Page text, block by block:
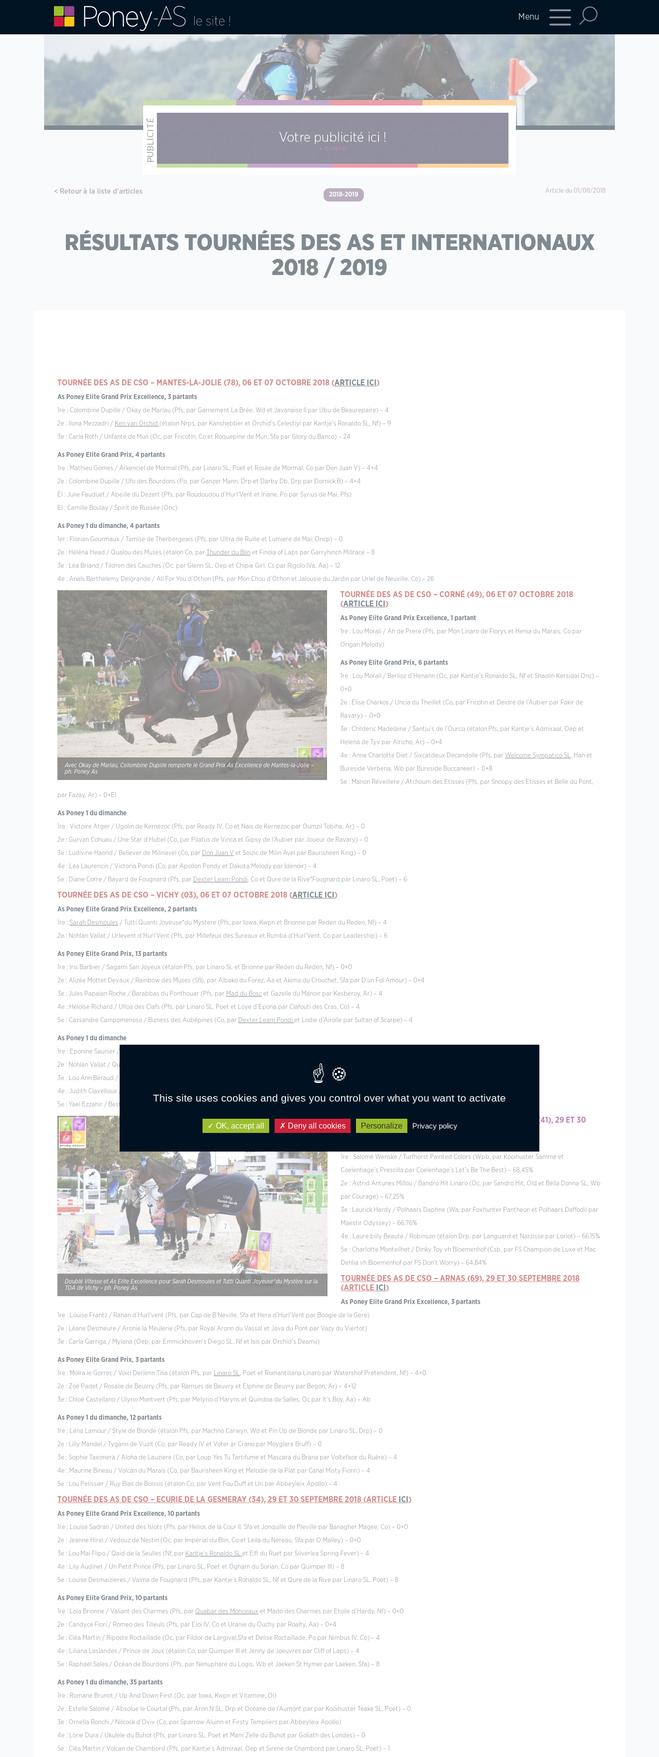
Menu
Retour à la liste d'articles Article du 01/08/2018
2018-2019
RÉSULTATS TOURNÉES DES AS ET INTERNATIONAUX
2018 / 2019
TOURNÉE DES AS DE CSO – MANTES-LA-JOLIE (78), 06 ET 07 OCTOBRE 2018 (ARTICLE ICI )
As Poney Elite Grand Prix Excellence, 3 partants
1re : Colombine Dupille / Okay de Marlau (Pfs, par Garnement La Brée, Wd et Javanaise II par Ubu de Beaurepaire) – 4
2e : Ilona Mezzadri / Ken van Orchid (étalon Nrps, par Kanshebber et Orchid’s Celestiyi par Kantje’s Ronaldo SL, Nf) – 9
3e : Carla Roth / Unfante de Mun (Oc, par Fricotin, Co et Roquepine de Mun, Sfa par Glory du Banco) – 24
As Poney Elite Grand Prix, 4 partants
1re : Mathieu Gomes / Arkenciel de Mormal (Pfs, par Linaro SL, Poet et Rosée de Mormal, Co par Don Juan V) – 4+4
2e : Colombine Dupille / Ufo des Bourdons (Po, par Ganzer Mann, Drp et Darby Db, Drp par Dornick B) – 4+4
El : Julie Fauduet / Abeille du Dezert (Pfs, par Roudoudou d’Hurl’Vent et Iriane, Po par Syrius de Mai, Pfs)
El : Camille Boulay / Spirit de Russée (Onc)
As Poney 1 du dimanche, 4 partants
1er : Florian Gourmaux / Tamise de Therbergeais (Pfs, par Ultra de Ruille et Lumiere de Mai, Oncp) – 0
2e : Héléna Head / Qualou des Muses (étalon Co, par
Thunder du Blin et Finola of Laps par Garryhinch Millrace – 8
3e : Léa Briand / Tildren des Cauches (Oc, par Glenn SL, Oep et Chipie Girl, Cs par Rigolo IVa, Aa) – 12
4e : Anaïs Barthelemy Delgrande / All For You d’Othon (Pfs, par Mon Chou d’Othon et Jalousie du Jardin par Uriel de Neuville, Co) – 26
Avec Okay de Marlau, Colombine Dupille remporte le Grand Prix As Excellence de Mantes-la-Jolie –
ph. Poney As
TOURNÉE DES AS DE CSO – CORNÉ (49), 06 ET 07 OCTOBRE 2018
(ARTICLE ICI )
As Poney Elite Grand Prix Excellence, 1 partant
1re : Lou Morali / Ah de Prere (Pfs, par Mon Linaro de Florys et Henia du Marais, Co par
Origan Melody)
As Poney Elite Grand Prix, 6 partants
1re : Lou Morali / Berlioz d’Henann (Oc, par Kantje’s Ronaldo SL, Nf et Shaolin Kersidal Onc) –
0+0
2e : Elise Charkos / Uncia du Theillet (Co, par Fricotin et Deidre de l’Aubier par Fakir de
Ravary) – 0+0
3e : Childeric Madelaine / Santju’s de l’Ourcq (étalon Pfs, par Kantje’s Admiraal, Oep et
Helena de Tyv par Alricho, Ar) – 0+4
4e : Anne Charlotte Diet / Sixcatdeux Decandolle (Pfs, par Welcome Sympatico SL, Han et
Bureside Verbena, Wb par Bureside Buccaneer) – 0+8
5e : Manon Réveillere / Atchoum des Etisses (Pfs, par Snoopy des Etisses et Belle du Pont,
par Fazay, Ar) – 0+El
As Poney 1 du dimanche
1re : Victoire Atger / Ugolin de Kernezoc (Pfs, par Ready IV, Co et Nais de Kernezoc par Oumzil Tobiha, Ar) – 0
2e : Gurvan Cohuau / Une Star d’Hubel (Co, par Pilatus de Vinca et Gipsy de l’Aubier par Joueur de Ravary) – 0
3e : Ludivine Haond / Believer de Milinavel (Co, par Don Juan V et Soizic de Milin Avel par Baurisheen King) – 0
4e : Léa Laurencin / Victoria Pondi (Co, par Apollon Pondy et Dakota Melody par Idenoir) – 4
5e : Diane Corre / Bayard de Fougnard (Pfs, par Dexter Leam Pondi, Co et Qure de la Rive*Fougnard par Linaro SL, Poet) – 6
TOURNÉE DES AS DE CSO – VICHY (03), 06 ET 07 OCTOBRE 2018 (ARTICLE ICI )
As Poney Elite Grand Prix Excellence, 2 partants
1re : Sarah Desmoules / Tutti Quanti Joyeuse*du Mystere (Pfs, par Iowa, Kwpn et Brionne par Reden du Reden, Nf) – 4
2e : Nohlan Vallat / Urlevent d’Hurl’Vent (Pfs, par Millefeux des Sureaux et Rumba d’Hurl’Vent, Co par Leadership) – 6
As Poney Elite Grand Prix, 13 partants
1re : Iris Barbier / Sagami San Joyeux (étalon Pfs, par Linaro SL et Brionne par Reden du Reden, Nf) – 0+0
2e : Alizée Mottet Devaux / Rainbow des Muses (Sfb, par Albako du Forez, Aa et Akima du Crouchet, Sfa par D’un Fol Amour) – 0+4
3e : Jules Papaian Roche / Barabbas du Ponthouar (Pfs, par Mad du Bosc et Gazelle du Manoir par Kesberoy, Ar) – 4
4e : Héloïse Richard / Ulloa des Clafs (Pfs, par Linaro SL, Poet et Loye d’Epona par Clafouti des Cras, Co) – 4
5e : Cassandre Campomenoso / Bizness des Aubépines (Co, par Dexter Leam Pondi et Lodie d’Airolle par Sultan of Scarpe) – 4
As Poney 1 du dimanche
1re : Eponine Saunier / Beauty Rocq (Co, par
2e : Nohlan Vallat / Qualice de l’Etivant (Oc, par Machno Carwyn, Wd et Thais du Serre, Cs par Peeping Tom A, Aa) – 0
3e : Lou Ann Beraud / Ungaro of Qofanny (Pfs, par Linaro SL, Poet et Qofanny par Lancer, Drp) – 1
4e : Judith Clavelloux / Baltakhan des Eymes (Oc, par Ewildhed des Eymes et Venus V, Pfs par Legrey, Co) – 4
5e : Yael Ezzahir / Best of d’Yl (Oc, par Mnemeth D’Hanta Yo, Onc et Hierina D’Hanta Yo, Pfs par Dunixi, Ar) – 4
Doublé Vitesse et As Elite Excellence pour Sarah Desmoules et Tutti Quanti Joyeuse*du Mystère sur la
TDA de Vichy – ph. Poney As
TOURNÉE DES AS DE DRESSAGE – LAMOTTE-BEUVRON (41), 29 ET 30
SEPTEMBRE 2018
1re : Salomé Wenske / Turfhorst Painted Colors (Wpb, par Kooihuster Samme et
Coelenhage’s Prescilla par Coelenhage’s Let’s Be The Best) – 68,45%
2e : Astrid Antunes Millou / Bandro Hit Linaro (Oc, par Sandro Hit, Old et Bella Donna SL, Wb
par Courage) – 67,25%
3e : Laurick Hardy / Polhaars Daphne (Wa, par Foxhunter Pantheon et Polhaars Daffodil par
Maestir Odyssey) – 66,76%
4e : Laure billy Beaute / Robinson (étalon Drp, par Languard et Narzisse par Loriot) – 66,15%
5e : Charlotte Monteilhet / Dinky Toy vh Bloemenhof (Csb, par FS Champion de Luxe et Mac
Dehlia vh Bloemenhof par FS Don’t Worry) – 64,84%
TOURNÉE DES AS DE CSO – ARNAS (69), 29 ET 30 SEPTEMBRE 2018
(ARTICLE ICI )
As Poney Elite Grand Prix Excellence, 3 partants
1re : Louise Frantz / Rahan d’Hurl’vent (Pfs, par Cap de B’Neville, Sfa et Hera d’Hurl’Vent par Boogie de la Gere)
2e : Léane Desmeure / Aronie la Meulerie (Pfs, par Royal Aronn du Vassal et Java du Pont par Vazy du Viertot)
3e : Carla Garriga / Mylana (Oep, par Emmickhoven’s Diego SL, Nf et Isis par Orchid’s Deamii)
As Poney Elite Grand Prix, 3 partants
1re : Moïra le Gorrec / Voici Derlenn Tilia (étalon Pfs, par Linaro SL, Poet et Romantiliana Linaro par Watershof Pretendent, Nf) – 4+0
2e : Zoé Padet / Rosalie de Beuvry (Pfs, par Ramses de Beuvry et Elphine de Beuvry par Begon, Ar) – 4+12
3e : Chloé Castellano / Ulyrio Montvert (Pfs, par Melyrio d’Haryns et Quindoa de Salles, Oc par It’s Boy, Aa) – Ab
As Poney 1 du dimanche, 12 partants
1re : Léna Lamour / Style de Blonde (étalon Pfs, par Machno Carwyn, Wd et Pin Up de Blonde par Linaro SL, Drp) – 0
2e : Lilly Mandel / Tygann de Vuzit (Co, par Ready IV et Voter ar Crano par Moyglare Bruff) – 0
3e : Sophie Taxonera / Aloha de Lauziere (Co, par Loup Yes Tu Tartifume et Mascara du Brana par Volteface du Ruère) – 4
4e : Maurine Bineau / Volcan du Marais (Co, par Baurisheen King et Melodie de la Plat par Canal Misty Fionn) – 4
5e : Lou Pelissier / Ruy Blas de Boissis (étalon Co, par Vent Fou Duff et Uri par Abbeyleix Apollo) – 4
TOURNÉE DES AS DE CSO – ECURIE DE LA GESMERAY (34), 29 ET 30 SEPTEMBRE 2018 (ARTICLE ICI )
As Poney Elite Grand Prix Excellence, 10 partants
1re : Louise Sadran / United des Islots (Pfs, par Helios de la Cour II, Sfa et Jonquille de Pleville par Banagher Magee, Co) – 0+0
2e : Jeanne Hirel / Vedouz de Nestin (Oc, par Imperial du Blin, Co et Leila du Nereau, Sfa par O Malley) – 0+0
3e : Lou Mai Flipo / Qaid de la Seulles (Nf, par Kantje’s Ronaldo SL et Elfi du Ruet par Silverlea Spring Fever) – 4
4e : Lily Audinet / Un Petit Prince (Pfs, par Linaro SL, Poet et Ogham du Sorian, Co par Quimper III) – 8
5e : Louise Desmaizieres / Valma de Fougnard (Pfs, par Kantje’s Ronaldo SL, Nf et Qure de la Rive par Linaro SL, Poet) – 8
As Poney Elite Grand Prix, 10 partants
1re : Lola Brionne / Valiant des Charmes (Pfs, par Quabar des Monceaux et Mado des Charmes par Etoile d’Hardy, Nf) – 0+0
2e : Candyce Fiori / Romeo des Tilleuls (Pfs, par Eloi IV, Co et Uranie du Ouchy par Roalty, Aa) – 0+4
3e : Cléa Martin / Riposte Roctaillade (Oc, par Fildor de Largival,Sfa et Delise Roctaillade, Po par Nimbus IV, Co) – 4
4e : Liliana Laslandes / Prince de Joux (étalon Co, par Quimper III et Jenny de Joeuvres par Cliff of Laps) – 4
5e : Raphaël Sales / Océan de Bourdons (Pfs, par Nenuphare du Logis, Wb et Jaeken St Hymer par Laeken, Sfa) – 8
As Poney 1 du dimanche, 35 partants
1re : Romane Brunot / Up And Down First (Oc, par Iowa, Kwpn et Vitamine, Oi)
2e : Estelle Salomé / Absolue le Courtal (Pfs, par Aron N SL, Drp et Océane de l’Aumont par par Kooihuster Teake SL, Poet) – 0
3e : Ornella Ronchi / Nilcock d’Oviv (Co, par Sparrow Aluinn et Firsty Templiers par Abbeyleix Apollo)
4e : Lorie Dura / Ukulele du Buhot (Pfs, par Linaro SL, Poet et Mam’Zelle du Buhot par Goliath des Londes) – 0
5e : Cléa Martin / Volcan de Chambord (Pfs, par Kantje’s Admiraal, Oep et Sirene de Chambord par Linaro SL, Poet) – 1
This site uses cookies and gives you control over what you want to activate
OK, accept all Deny all cookies Personalize Privacy policy